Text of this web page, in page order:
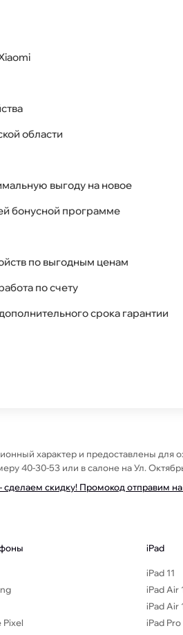
области
выгоду на новое
бонусной программе
по выгодным ценам
по счету
срока гарантии
характер и предоставлены
40-30-53 или в салоне на Ул.
сделаем скидку! Промокод отправим
Pixel
iPad
iPad 11
iPad Air
iPad Air
iPad Pro